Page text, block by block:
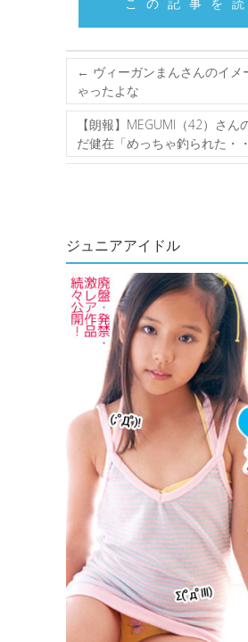
← ヴィーガンまんさんのイメ
ゃったよな
【朗報】MEGUMI（42）さん
だ健在「めっちゃ釣られた・
ジュニアアイドル